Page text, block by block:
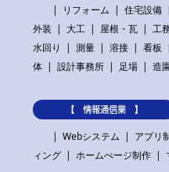
リフォーム
住宅設備
外装
大工 屋根・瓦 工
水回り
測量 溶接 看板
体
設計事務所 足場 造
【 情報通信業 】
Webシステム
アプリ
ィング
ホームぺージ制作